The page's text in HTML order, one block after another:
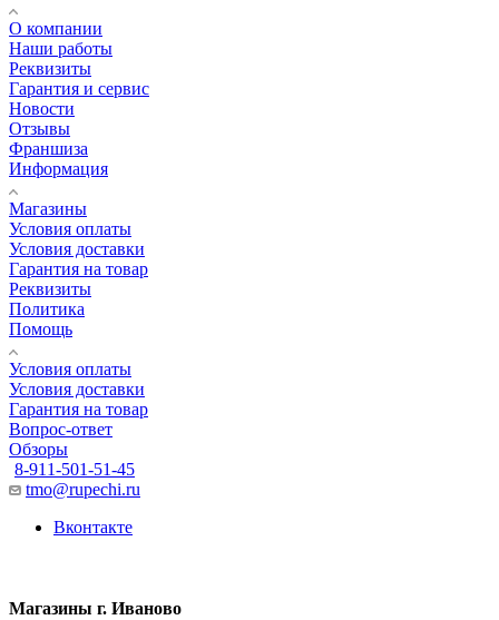
О компании
Наши работы
Реквизиты
Гарантия и сервис
Новости
Отзывы
Франшиза
Информация
Магазины
Условия оплаты
Условия доставки
Гарантия на товар
Реквизиты
Политика
Помощь
Условия оплаты
Условия доставки
Гарантия на товар
Вопрос-ответ
Обзоры
8-911-501-51-45
tmo@rupechi.ru
Вконтакте
Магазины г. Иваново